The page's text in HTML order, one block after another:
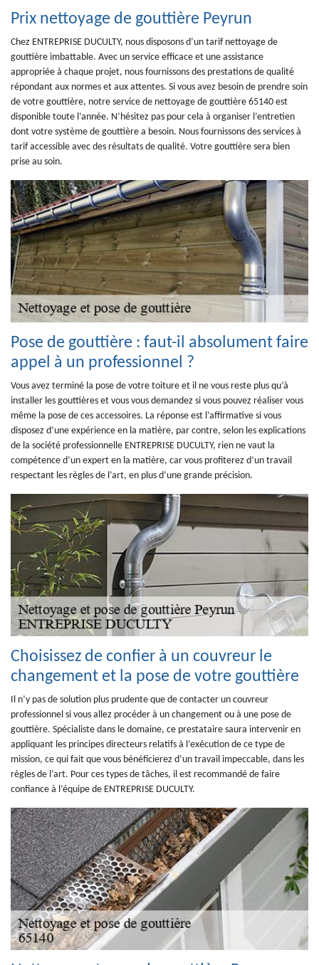
Prix nettoyage de gouttière Peyrun
Chez ENTREPRISE DUCULTY, nous disposons d’un tarif nettoyage de
gouttière imbattable. Avec un service efficace et une assistance
appropriée à chaque projet, nous fournissons des prestations de qualité
répondant aux normes et aux attentes. Si vous avez besoin de prendre soin
de votre gouttière, notre service de nettoyage de gouttière 65140 est
disponible toute l’année. N’hésitez pas pour cela à organiser l’entretien
dont votre système de gouttière a besoin. Nous fournissons des services à
tarif accessible avec des résultats de qualité. Votre gouttière sera bien
prise au soin.
Pose de gouttière : faut-il absolument faire
appel à un professionnel ?
Vous avez terminé la pose de votre toiture et il ne vous reste plus qu’à
installer les gouttières et vous vous demandez si vous pouvez réaliser vous
même la pose de ces accessoires. La réponse est l’affirmative si vous
disposez d’une expérience en la matière, par contre, selon les explications
de la société professionnelle ENTREPRISE DUCULTY, rien ne vaut la
compétence d’un expert en la matière, car vous profiterez d’un travail
respectant les règles de l’art, en plus d’une grande précision.
Choisissez de confier à un couvreur le
changement et la pose de votre gouttière
Il n’y pas de solution plus prudente que de contacter un couvreur
professionnel si vous allez procéder à un changement ou à une pose de
gouttière. Spécialiste dans le domaine, ce prestataire saura intervenir en
appliquant les principes directeurs relatifs à l’exécution de ce type de
mission, ce qui fait que vous bénéficierez d’un travail impeccable, dans les
règles de l’art. Pour ces types de tâches, il est recommandé de faire
confiance à l’équipe de ENTREPRISE DUCULTY.